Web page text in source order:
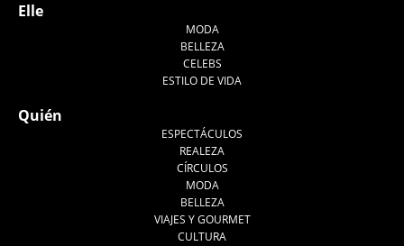
Elle
MODA
BELLEZA
CELEBS
ESTILO DE VIDA
Quién
ESPECTÁCULOS
REALEZA
CÍRCULOS
MODA
BELLEZA
VIAJES Y GOURMET
CULTURA